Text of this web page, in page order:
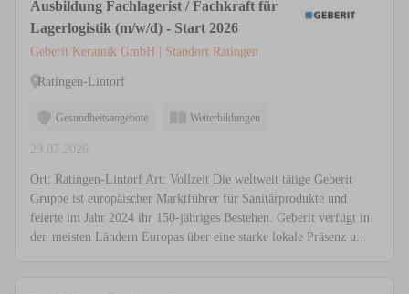
Ausbildung Fachlagerist / Fachkraft für
Lagerlogistik (m/w/d) - Start 2026
Geberit Keramik GmbH | Standort Ratingen
Ratingen-Lintorf
Gesundheitsangebote Weiterbildungen
29.07.2026
Ort: Ratingen-Lintorf Art: Vollzeit Die weltweit tätige Geberit
Gruppe ist europäischer Marktführer für Sanitärprodukte und
feierte im Jahr 2024 ihr 150-jähriges Bestehen. Geberit verfügt in
den meisten Ländern Europas über eine starke lokale Präsenz u...